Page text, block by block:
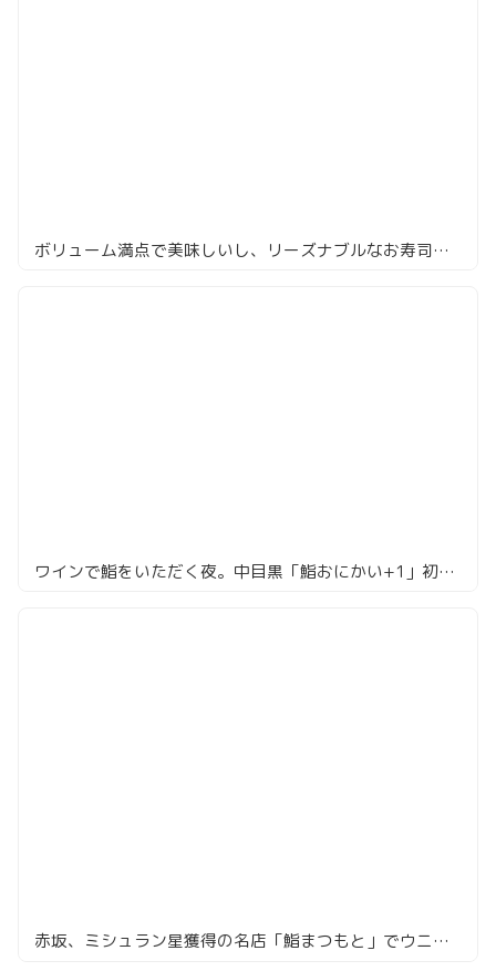
ボリューム満点で美味しいし、リーズナブルなお寿司「赤坂 鮨葵」
ワインで鮨をいただく夜。中目黒「鮨おにかい+1」初体験レポ
赤坂、ミシュラン星獲得の名店「鮨まつもと」でウニ多めの絶品寿司ランチ体験